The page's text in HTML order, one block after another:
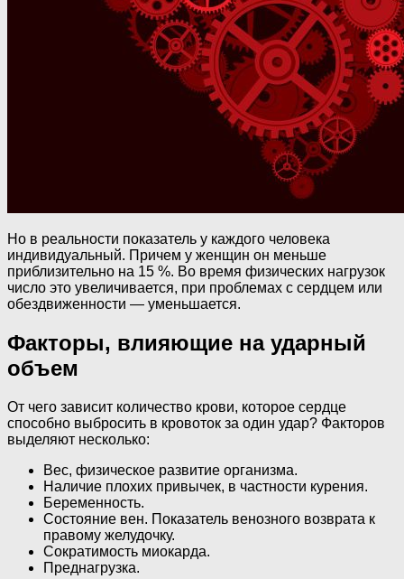
Но в реальности показатель у каждого человека
индивидуальный. Причем у женщин он меньше
приблизительно на 15 %. Во время физических нагрузок
число это увеличивается, при проблемах с сердцем или
обездвиженности — уменьшается.
Факторы, влияющие на ударный
объем
От чего зависит количество крови, которое сердце
способно выбросить в кровоток за один удар? Факторов
выделяют несколько:
Вес, физическое развитие организма.
Наличие плохих привычек, в частности курения.
Беременность.
Состояние вен. Показатель венозного возврата к
правому желудочку.
Сократимость миокарда.
Преднагрузка.